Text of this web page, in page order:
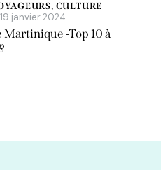
CULTURE
19 janvier 2024
Martinique -Top 10 à